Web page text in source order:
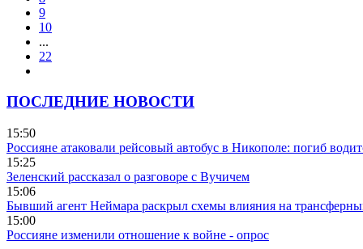
9
10
...
22
ПОСЛЕДНИЕ НОВОСТИ
15:50
Россияне атаковали рейсовый автобус в Никополе: погиб
15:25
Зеленский рассказал о разговоре с Вучичем
15:06
Бывший агент Неймара раскрыл схемы влияния на
15:00
Россияне изменили отношение к войне - опрос